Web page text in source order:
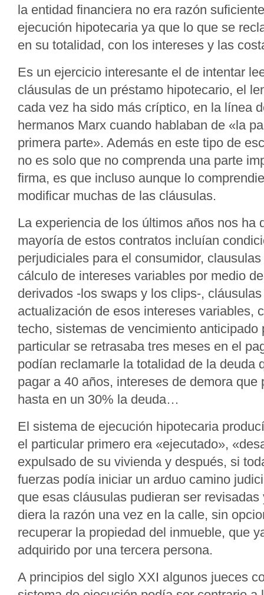
la entidad financiera no era razón
ejecución hipotecaria ya que lo que se
en su totalidad, con los intereses y las
Es un ejercicio interesante el de intentar
cláusulas de un préstamo hipotecario, el
cada vez ha sido más críptico, en la línea
hermanos Marx cuando hablaban de «la
primera parte». Además en este tipo de
no es solo que no comprenda una parte
firma, es que incluso aunque lo
modificar muchas de las cláusulas.
La experiencia de los últimos años nos ha
mayoría de estos contratos incluían
perjudiciales para el consumidor,
cálculo de intereses variables por medio
derivados -los swaps y los clips-,
actualización de esos intereses variables,
techo, sistemas de vencimiento anticipado
particular se retrasaba tres meses en el
podían reclamarle la totalidad de la deuda
pagar a 40 años, intereses de demora que
hasta en un 30% la deuda…
El sistema de ejecución hipotecaria
el particular primero era «ejecutado»,
expulsado de su vivienda y después, si
fuerzas podía iniciar un arduo camino
que esas cláusulas pudieran ser
diera la razón una vez en la calle, sin
recuperar la propiedad del inmueble, que
adquirido por una tercera persona.
A principios del siglo XXI algunos jueces